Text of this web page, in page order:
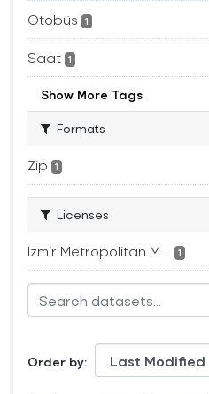
Otobüs 1
Saat 1
Show More Tags
Formats
Zip 1
Licenses
Izmir Metropolitan M... 1
Order by